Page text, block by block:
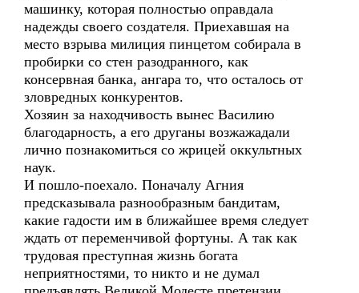
машинку, которая полностью оправдала
надежды своего создателя. Приехавшая на
место взрыва милиция пинцетом собирала в
пробирки со стен разодранного, как
консервная банка, ангара то, что осталось от
зловредных конкурентов.
Хозяин за находчивость вынес Василию
благодарность, а его друганы возжажадали
лично познакомиться со жрицей оккультных
наук.
И пошло-поехало. Поначалу Агния
предсказывала разнообразным бандитам,
какие гадости им в ближайшее время следует
ждать от переменчивой фортуны. А так как
трудовая преступная жизнь богата
неприятностями, то никто и не думал